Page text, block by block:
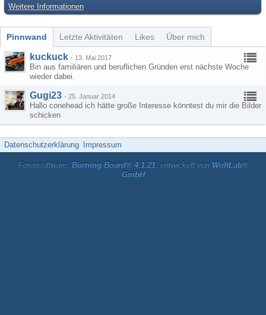
Weitere Informationen
Pinnwand Letzte Aktivitäten Likes Über mich
kuckuck - 13. Mai 2017
Bin aus familiären und beruflichen Gründen erst nächste Woche
wieder dabei.
Gugi23 - 25. Januar 2014
Hallo conehead ich hätte große Interesse könntest du mir die Bilder
schicken
Datenschutzerklärung Impressum
Forensoftware: Burning Board® 4.1.21, entwickelt von WoltLab®
GmbH